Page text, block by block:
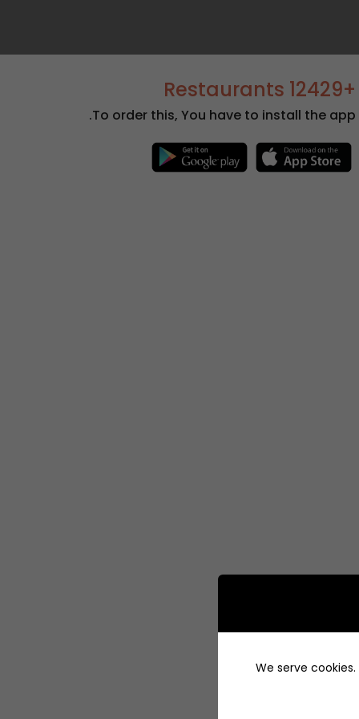
+12429 Restaurants
To order this, You have to install the app.
We serve